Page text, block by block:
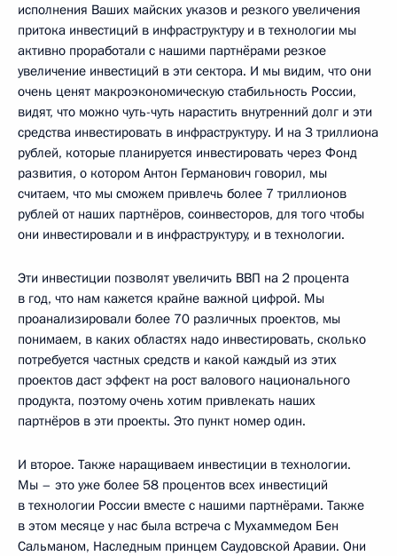
исполнения Ваших майских указов и резкого увеличения
притока инвестиций в инфраструктуру и в технологии мы
активно проработали с нашими партнёрами резкое
увеличение инвестиций в эти сектора. И мы видим, что они
очень ценят макроэкономическую стабильность России,
видят, что можно чуть-чуть нарастить внутренний долг и эти
средства инвестировать в инфраструктуру. И на 3 триллиона
рублей, которые планируется инвестировать через Фонд
развития, о котором Антон Германович говорил, мы
считаем, что мы сможем привлечь более 7 триллионов
рублей от наших партнёров, соинвесторов, для того чтобы
они инвестировали и в инфраструктуру, и в технологии.
Эти инвестиции позволят увеличить ВВП на 2 процента
в год, что нам кажется крайне важной цифрой. Мы
проанализировали более 70 различных проектов, мы
понимаем, в каких областях надо инвестировать, сколько
потребуется частных средств и какой каждый из этих
проектов даст эффект на рост валового национального
продукта, поэтому очень хотим привлекать наших
партнёров в эти проекты. Это пункт номер один.
И второе. Также наращиваем инвестиции в технологии.
Мы – это уже более 58 процентов всех инвестиций
в технологии России вместе с нашими партнёрами. Также
в этом месяце у нас была встреча с Мухаммедом Бен
Сальманом, Наследным принцем Саудовской Аравии. Они